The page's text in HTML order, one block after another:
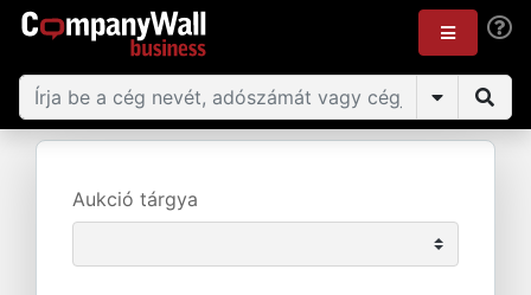
Aukció tárgya